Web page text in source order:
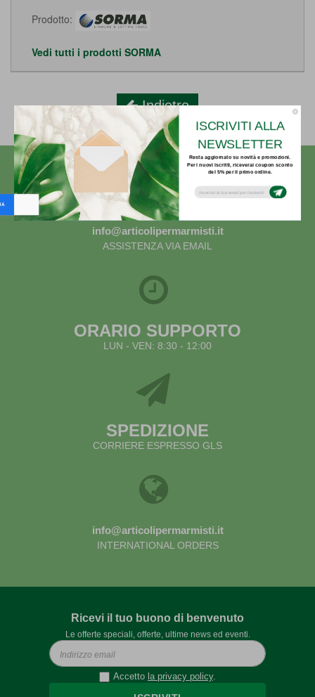
ISCRIVITI ALLA
NEWSLETTER
Resta aggiornato su novità e promozioni.
Per i nuovi iscritti, riceverai coupon sconto
del 5% per il primo ordine.
Prodotto:
Vedi tutti i prodotti SORMA
Indietro
info@articolipermarmisti.it
ASSISTENZA VIA EMAIL
ORARIO SUPPORTO
LUN - VEN: 8:30 - 12:00
SPEDIZIONE
CORRIERE ESPRESSO GLS
info@articolipermarmisti.it
INTERNATIONAL ORDERS
Ricevi il tuo buono di benvenuto
Le offerte speciali, offerte, ultime news ed eventi.
Accetto la privacy policy.